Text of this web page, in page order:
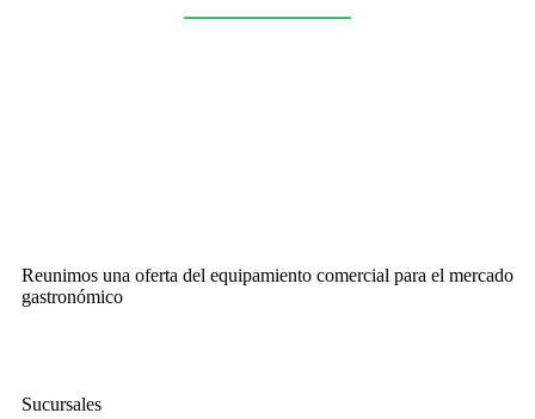
Reunimos una oferta del equipamiento comercial para el mercado
gastronómico
Sucursales